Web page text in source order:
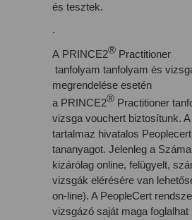
és tesztek.
.
A PRINCE2® Practitioner
tanfolyam tanfolyam és
megrendelése esetén
a PRINCE2® Practitioner
vizsga vouchert biztosítunk.
tartalmaz hivatalos
tananyagot. Jelenleg a
kizárólag online, felügyelt,
vizsgák elérésére van
on-line). A PeopleCert
vizsgázó saját maga foglalhat